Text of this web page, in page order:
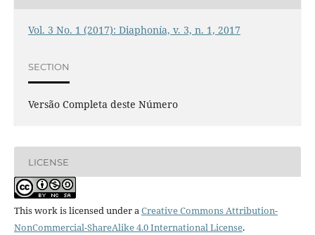
Vol. 3 No. 1 (2017): Diaphonía, v. 3, n. 1, 2017
SECTION
Versão Completa deste Número
LICENSE
This work is licensed under aCreative Commons Attribution-
NonCommercial-ShareAlike 4.0 International License.